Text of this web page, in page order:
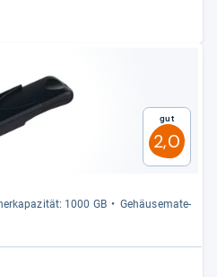
Gut
2,0
1000 GB
Gehäu­se­ma­te­